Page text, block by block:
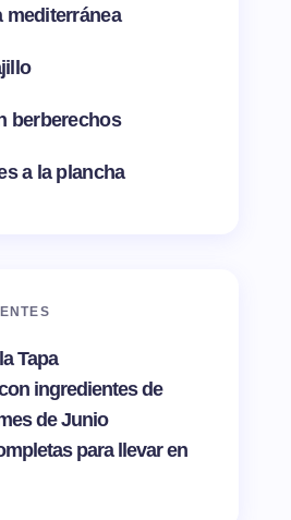
mediterránea
berberechos
a la plancha
Tapa
ingredientes de
de Junio
para llevar en